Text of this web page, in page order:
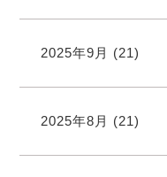
2025年9月 (21)
2025年8月 (21)